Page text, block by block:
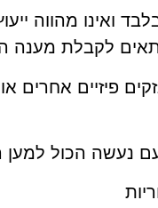
ואינו מהווה
לקבלת
פיזיים
עם נעשה הכול